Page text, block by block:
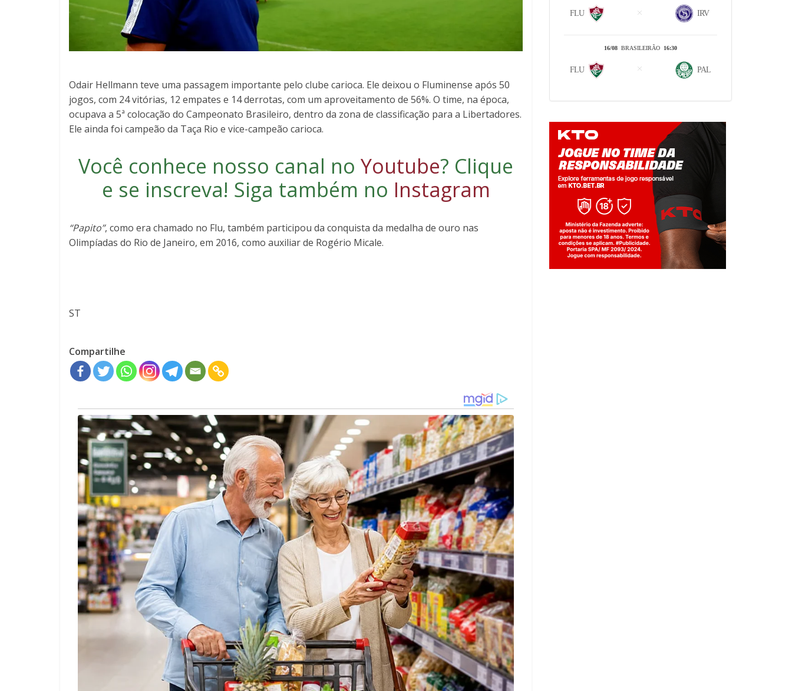
Odair Hellmann teve uma passagem importante pelo clube carioca. Ele deixou o Fluminense após 50
jogos, com 24 vitórias, 12 empates e 14 derrotas, com um aproveitamento de 56%. O time, na época,
ocupava a 5ª colocação do Campeonato Brasileiro, dentro da zona de classificação para a Libertadores.
Ele ainda foi campeão da Taça Rio e vice-campeão carioca.
Você conhece nosso canal no Youtube? Clique
e se inscreva! Siga também no Instagram
“Papito”, como era chamado no Flu, também participou da conquista da medalha de ouro nas
Olimpíadas do Rio de Janeiro, em 2016, como auxiliar de Rogério Micale.
ST
Compartilhe
FLU IRV
16/08 BRASILEIRÃO 16:30
FLU PAL
Jogue com responsabilidade. 18+